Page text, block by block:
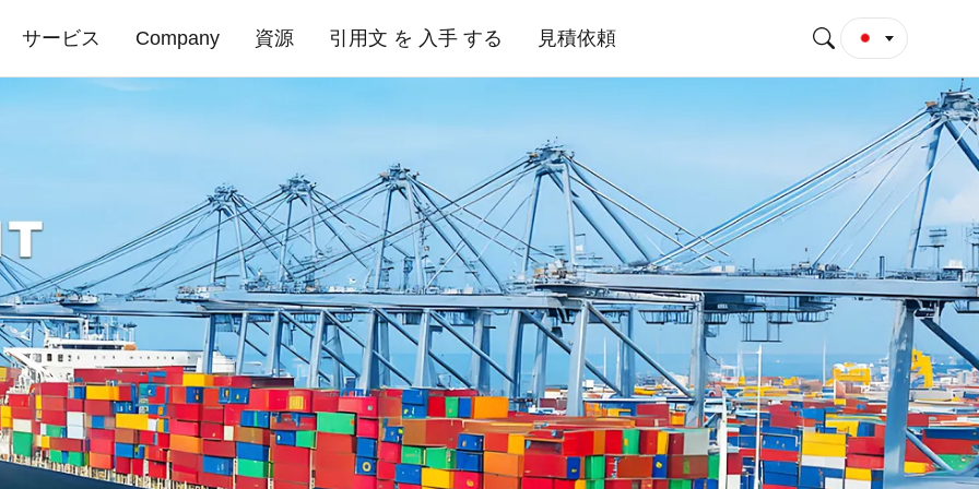
サービス Company 資源 引用文 を 入手 する 見積依頼